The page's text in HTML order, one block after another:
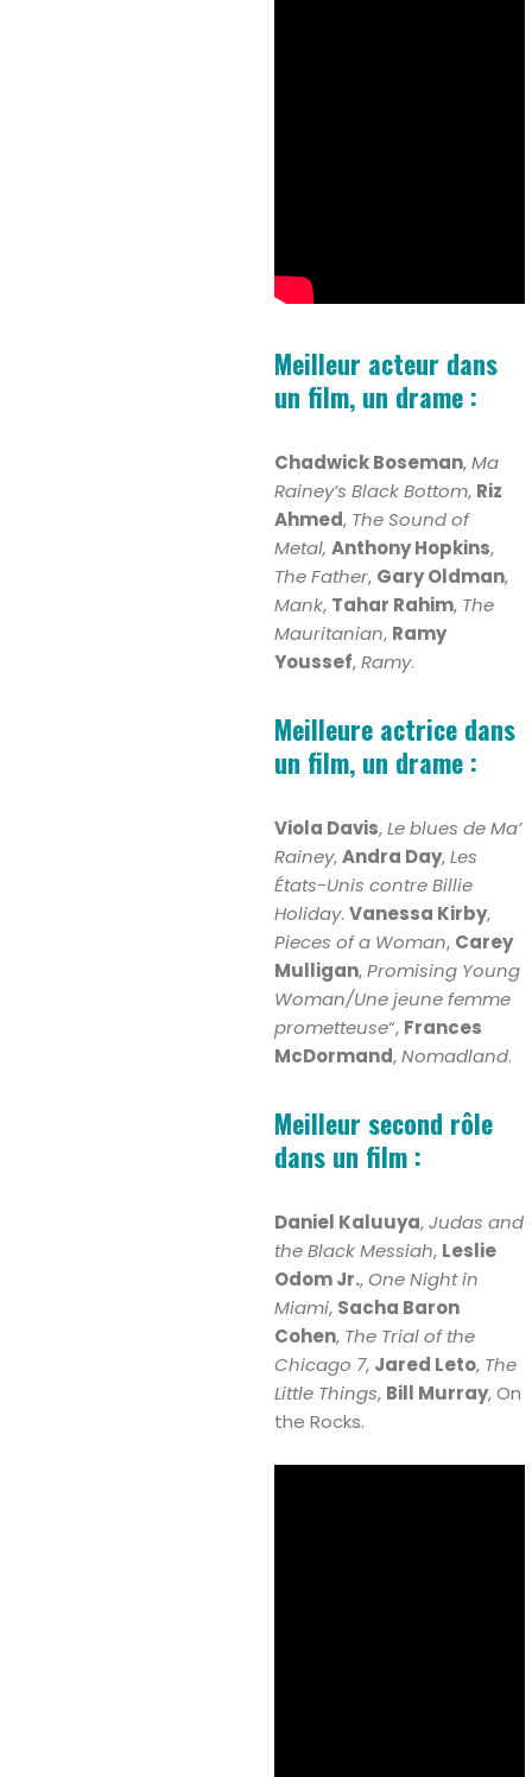
Meilleur acteur dans
un film, un drame :
Chadwick Boseman,Ma
Rainey’s Black Bottom, Riz
Ahmed, The Sound of
Metal, Anthony Hopkins,
The Father, Gary Oldman,
Mank, Tahar Rahim, The
Mauritanian, Ramy
Youssef,Ramy.
Meilleure actrice dans
un film, un drame :
Viola Davis,Le blues de Ma’
Rainey,Andra Day,Les
États-Unis contre Billie
Holiday. Vanessa Kirby,
Pieces of a Woman, Carey
Mulligan,Promising Young
Woman/Une jeune femme
prometteuse“, Frances
McDormand,Nomadland.
Meilleur second rôle
dans un film :
Daniel Kaluuya,Judas and
the Black Messiah, Leslie
Odom Jr., One Night in
Miami, Sacha Baron
Cohen, The Trial of the
Chicago 7, Jared Leto, The
Little Things, Bill Murray, On
the Rocks.